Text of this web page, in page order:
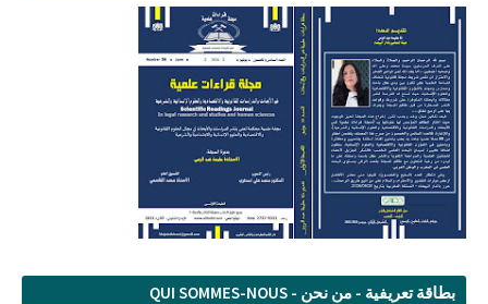
بطاقة تعريفية - من نحن - QUI SOMMES-NOUS